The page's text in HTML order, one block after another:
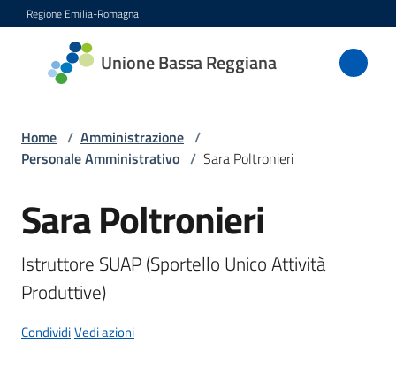
Vai al contenuto
Vai alla navigazione
Vai al footer
Regione Emilia-Romagna
Unione Bassa Reggiana
Unione
Bassa
Menu selezionato
Novità
Servizi
Vivere
Home / Amministrazione /
Personale Amministrativo / Sara Poltronieri
Salta al contenuto
Sara Poltronieri
Istruttore SUAP (Sportello Unico Attività
Produttive)
CondividiVedi azioni